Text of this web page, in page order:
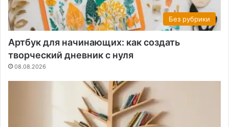
Без рубрики
Артбук для начинающих: как создать
творческий дневник с нуля
08.08.2026